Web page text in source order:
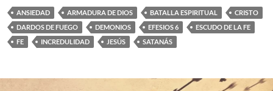
ANSIEDAD ARMADURA DE DIOS BATALLA ESPIRITUAL
CRISTO
DARDOS DE FUEGO
DEMONIOS EFESIOS 6
ESCUDO DE LA FE
FE
INCREDULIDAD JESÚS SATANÁS